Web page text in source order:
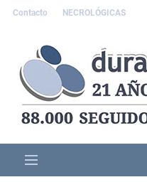
Contacto NECROLÓGICAS